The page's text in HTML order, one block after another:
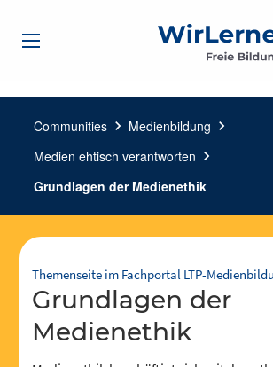
Communities chevron_right Medienbildung chevron_right
Medien ehtisch verantworten chevron_right
Grundlagen der Medienethik
Themenseite im Fachportal LTP-
Grundlagen der
Medienethik